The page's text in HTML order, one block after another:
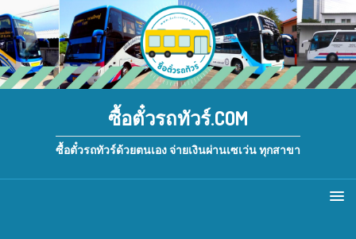
ซื้อตั๋วรถทัวร์.COM
ซื้อตั๋วรถทัวร์ด้วยตนเอง จ่ายเงินผ่านเซเว่น ทุกสาขา